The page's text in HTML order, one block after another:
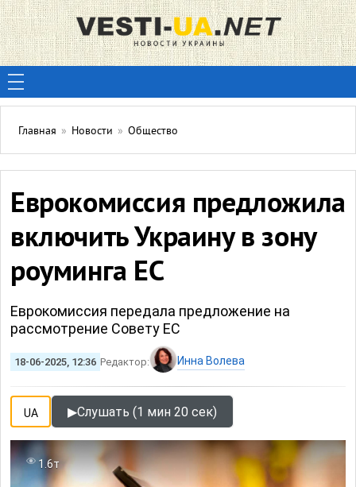
Главная » Новости » Общество
Еврокомиссия предложила
включить Украину в зону
роуминга ЕС
Еврокомиссия передала предложение на
рассмотрение Совету ЕС
18-06-2025, 12:36 Редактор: Инна Волева
UA ▶Слушать (1 мин 20 сек)
1.6т